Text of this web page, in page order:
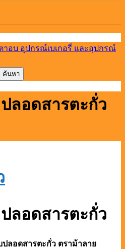
ลอดสารตะกั่ว
ลอดสารตะกั่ว
ปลอดสารตะกั่ว ตราม้าลาย